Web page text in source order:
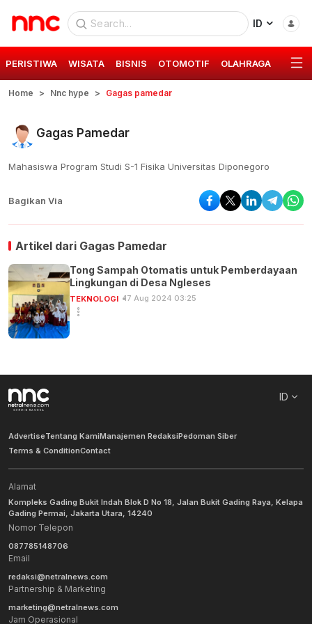
ID
PERISTIWA WISATA BISNIS OTOMOTIF OLAHRAGA GAYA
Home Nnc hype Gagas pamedar
Gagas Pamedar
Mahasiswa Program Studi S-1 Fisika Universitas Diponegoro
Bagikan Via
Artikel dari Gagas Pamedar
Tong Sampah Otomatis untuk Pemberdayaan
Lingkungan di Desa Ngleses
TEKNOLOGI 17 Aug 2024 03:25
ID
AdvertiseTentang KamiManajemen RedaksiPedoman Siber
Terms & ConditionContact
Alamat
Kompleks Gading Bukit Indah Blok D No 18, Jalan Bukit Gading Raya, Kelapa
Gading Permai, Jakarta Utara, 14240
Nomor Telepon
087785148706
Email
redaksi@netralnews.com
Partnership & Marketing
marketing@netralnews.com
Jam Operasional